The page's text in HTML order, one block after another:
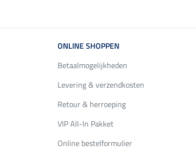
ONLINE SHOPPEN
Betaalmogelijkheden
Levering & verzendkosten
Retour & herroeping
VIP All-In Pakket
Online bestelformulier